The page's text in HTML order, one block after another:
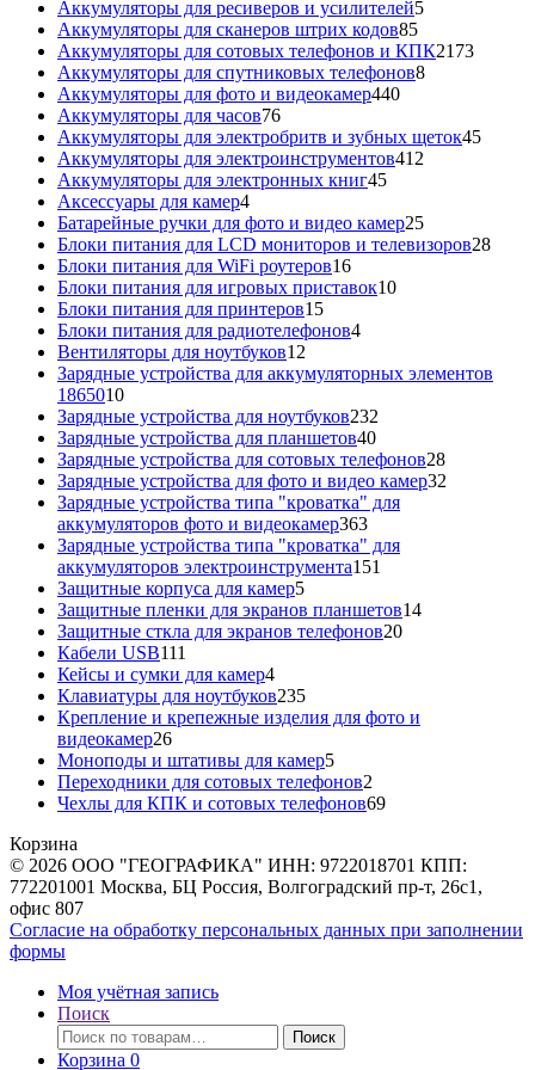
Аккумуляторы для ресиверов и усилителей55
Аккумуляторы для сканеров штрих кодов8585
товаров
Аккумуляторы для сотовых телефонов и КПК21732173
Аккумуляторы для спутниковых телефонов88
Аккумуляторы для фото и видеокамер440440
Аккумуляторы для часов7676
товаров
Аккумуляторы для электробритв и зубных щеток4545
Аккумуляторы для электроинструментов412
Аккумуляторы для электронных книг4545
Аксессуары для камер44
товара
Батарейные ручки для фото и видео камер2525
товаров
Блоки питания для LCD мониторов и телевизоров2828
Блоки питания для WiFi роутеров1616
товаров
Блоки питания для игровых приставок1010
Блоки питания для принтеров1515
товаров
Блоки питания для радиотелефонов44
Вентиляторы для ноутбуков12
товаров
Зарядные устройства для аккумуляторных элементов
186501010
товаров
Зарядные устройства для ноутбуков232
Зарядные устройства для планшетов4040
товаров
Зарядные устройства для сотовых телефонов2828
товаров
Зарядные устройства для фото и видео камер32
Зарядные устройства типа "кроватка" для
аккумуляторов фото и видеокамер363363
товара
Зарядные устройства типа "кроватка" для
аккумуляторов электроинструмента151
Защитные корпуса для камер55
товаров
Защитные пленки для экранов планшетов1414
Защитные сткла для экранов телефонов2020
Кабели USB111
товаров
Кейсы и сумки для камер44
товара
Клавиатуры для ноутбуков235235
товаров
Крепление и крепежные изделия для фото и
видеокамер2626
товаров
Моноподы и штативы для камер55
товаров
Переходники для сотовых телефонов2
товара
Чехлы для КПК и сотовых телефонов6969
Корзина
© 2026 ООО "ГЕОГРАФИКА" ИНН: 9722018701 КПП:
772201001 Москва, БЦ Россия, Волгоградский пр-т, 26с1,
офис 807
Согласие на обработку персональных данных при заполнении
формы
Моя учётная запись
Поиск
Искать:
Поиск
Корзина 0